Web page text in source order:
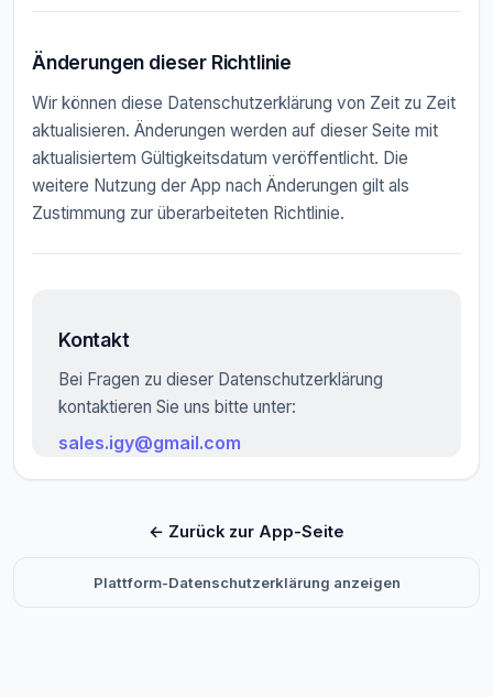
Änderungen dieser Richtlinie
Wir können diese Datenschutzerklärung von Zeit zu Zeit
aktualisieren. Änderungen werden auf dieser Seite mit
aktualisiertem Gültigkeitsdatum veröffentlicht. Die
weitere Nutzung der App nach Änderungen gilt als
Zustimmung zur überarbeiteten Richtlinie.
Kontakt
Bei Fragen zu dieser Datenschutzerklärung
kontaktieren Sie uns bitte unter:
sales.igy@gmail.com
← Zurück zur App-Seite
Plattform-Datenschutzerklärung anzeigen